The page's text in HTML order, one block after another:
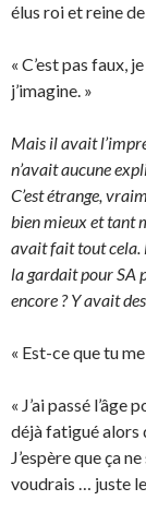
élus roi et reine de
« C’est pas faux,
j’imagine. »
Mais il avait
n’avait aucune
C’est étrange,
bien mieux et tant
avait fait tout cela.
la gardait pour SA
encore ? Y avait
« Est-ce que tu
« J’ai passé l’âge
déjà fatigué alors
J’espère que ça
voudrais … juste